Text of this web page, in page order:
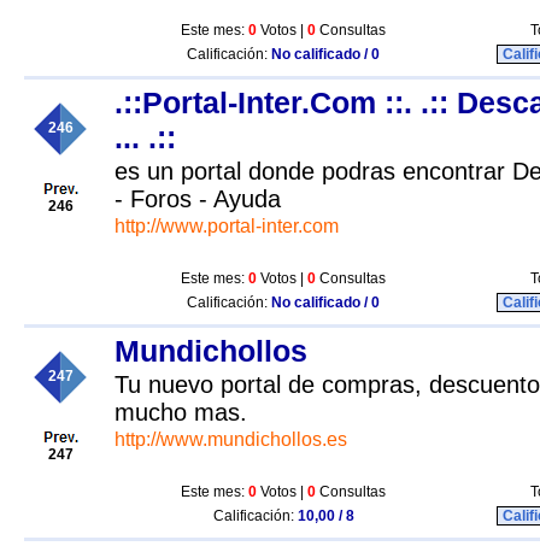
Este mes: 0 Votos | 0 Consultas
Calificación: No calificado / 0
246
246
.::Portal-Inter.Com ::. .::
... .::
es un portal donde podras encontrar
- Foros - Ayuda
http://www.portal-inter.com
Este mes: 0 Votos | 0 Consultas
Calificación: No calificado / 0
247
247
Mundichollos
Tu nuevo portal de compras,
mucho mas.
http://www.mundichollos.es
Este mes: 0 Votos | 0 Consultas
Calificación: 10,00 / 8